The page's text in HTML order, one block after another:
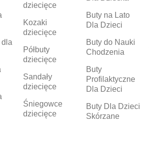
dla
dziecięce
Kozaki
dziecięce
Półbuty
dziecięce
Sandały
dziecięce
Śniegowce
dziecięce
Buty na Lato
Dla Dzieci
Buty do Nauki
Chodzenia
Buty
Profilaktyczne
Dla Dzieci
Buty Dla Dzieci
Skórzane